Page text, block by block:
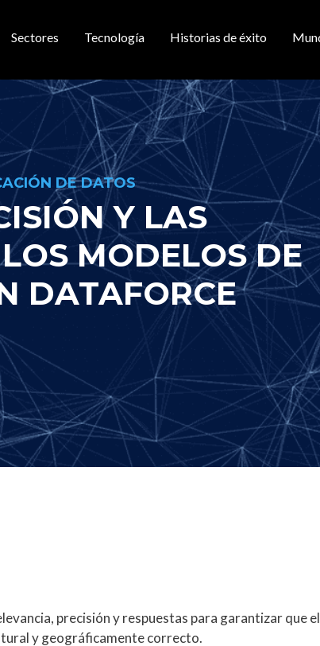
principal
Sectores Tecnología Historias de éxito
DE DATOS
Y LAS
MODELOS DE
DATAFORCE
precisión y respuestas para garantizar que
y geográficamente correcto.